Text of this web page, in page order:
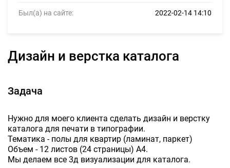
Был(а) на сайте: 2022-02-14 14:10
Дизайн и верстка каталога
Задача
Нужно для моего клиента сделать дизайн и верстку
каталога для печати в типографии.
Тематика - полы для квартир (ламинат, паркет)
Объем - 12 листов (24 страницы) А4.
Мы делаем все 3д визуализации для каталога.